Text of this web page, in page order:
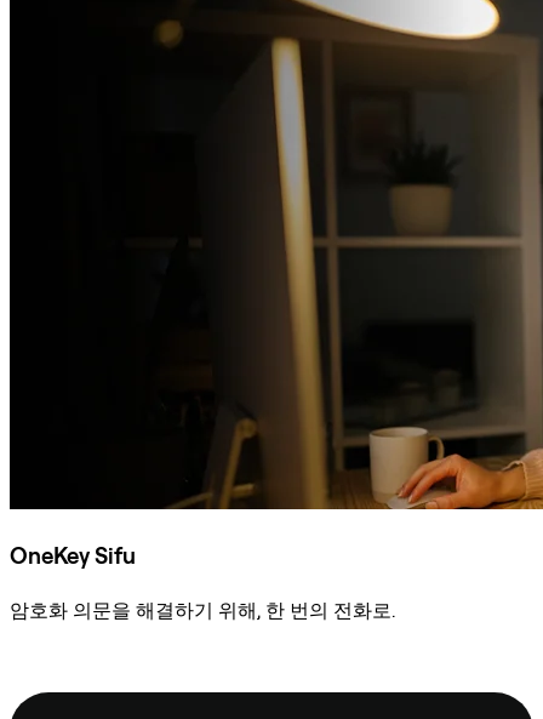
OneKey Sifu
암호화 의문을 해결하기 위해, 한 번의 전화로.